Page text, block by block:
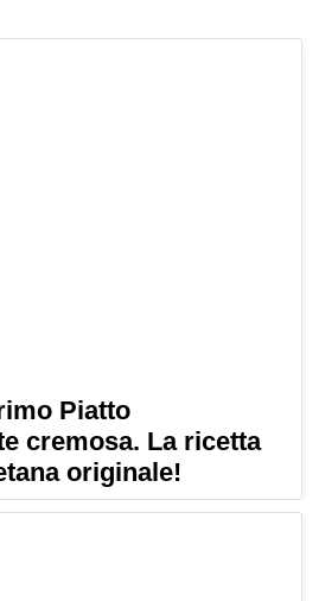
Piatto
cremosa. La ricetta
originale!